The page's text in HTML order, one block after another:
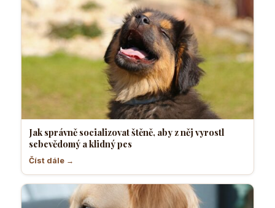
Jak správně socializovat štěně, aby z něj vyrostl
sebevědomý a klidný pes
Číst dále →